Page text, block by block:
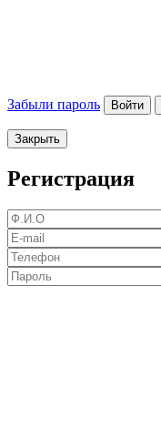
Забыли пароль Войти
Закрыть
Регистрация